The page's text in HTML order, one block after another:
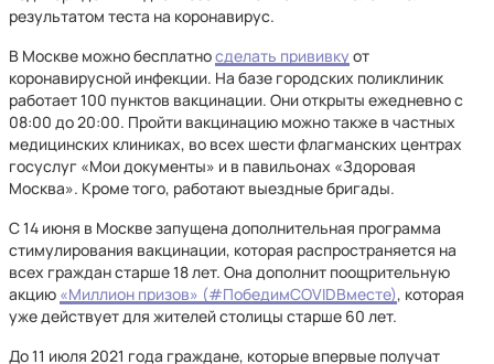
результатом теста на коронавирус.
В Москве можно бесплатносделать прививку от
коронавирусной инфекции. На базе городских поликлиник
работает 100 пунктов вакцинации. Они открыты ежедневно с
08:00 до 20:00. Пройти вакцинацию можно также в частных
медицинских клиниках, во всех шести флагманских центрах
госуслуг «Мои документы» и в павильонах «Здоровая
Москва». Кроме того, работают выездные бригады.
С 14 июня в Москве запущена дополнительная программа
стимулирования вакцинации, которая распространяется на
всех граждан старше 18 лет. Она дополнит поощрительную
акцию «Миллион призов» (#ПобедимCOVIDВместе), которая
уже действует для жителей столицы старше 60 лет.
До 11 июля 2021 года граждане, которые впервые получат